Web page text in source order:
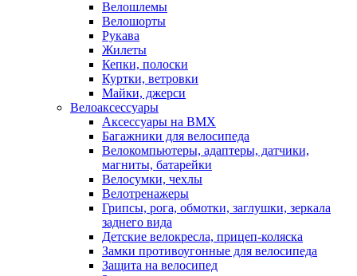
Велошлемы
Велошорты
Рукава
Жилеты
Кепки, полоски
Куртки, ветровки
Майки, джерси
Велоаксессуары
Аксессуары на BMX
Багажники для велосипеда
Велокомпьютеры, адаптеры, датчики,
магниты, батарейки
Велосумки, чехлы
Велотренажеры
Грипсы, рога, обмотки, заглушки, зеркала
заднего вида
Детские велокресла, прицеп-коляска
Замки противоугонные для велосипеда
Защита на велосипед